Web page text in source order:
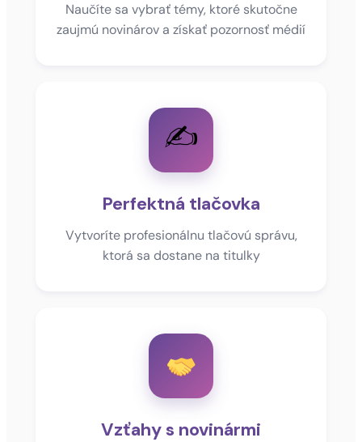
Naučíte sa vybrať témy, ktoré skutočne
zaujmú novinárov a získať pozornosť médií
✍️
Perfektná tlačovka
Vytvoríte profesionálnu tlačovú správu,
ktorá sa dostane na titulky
Vzťahy s novinármi